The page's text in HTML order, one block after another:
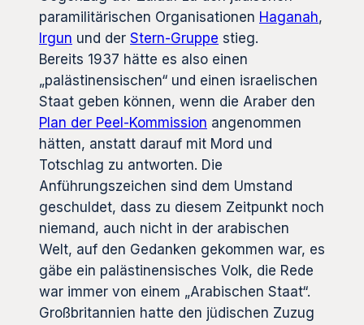
paramilitärischen Organisationen Haganah,
Irgun und der Stern-Gruppe stieg.
Bereits 1937 hätte es also einen
„palästinensischen“ und einen israelischen
Staat geben können, wenn die Araber den
Plan der Peel-Kommission angenommen
hätten, anstatt darauf mit Mord und
Totschlag zu antworten. Die
Anführungszeichen sind dem Umstand
geschuldet, dass zu diesem Zeitpunkt noch
niemand, auch nicht in der arabischen
Welt, auf den Gedanken gekommen war, es
gäbe ein palästinensisches Volk, die Rede
war immer von einem „Arabischen Staat“.
Großbritannien hatte den jüdischen Zuzug